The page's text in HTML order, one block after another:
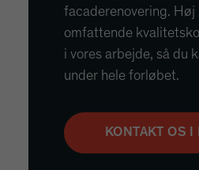
facaderenovering. Høj
omfattende
i vores arbejde, så du
under hele forløbet.
KONTAKT OS I